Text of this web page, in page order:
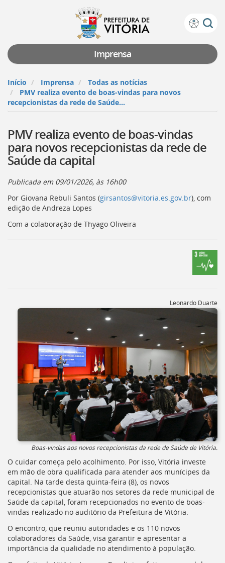
Prefeitura
Vitória
teclado:
para
a
página
de
de
acessibilidade
[]
Ir
a
inicial
do
Portal
Ir
lista
secretarias
[]
Ir
para
página
[]
para
a
listagem
de
notícias
[]
para
o
conteúdo
Imprensa
Início Imprensa
Todas as notícias
PMV realiza evento de boas-vindas para novos
recepcionistas da rede de Saúde...
PMV realiza evento de boas-vindas
para novos recepcionistas da rede de
Saúde da capital
Publicada em 09/01/2026, às 16h00
Por Giovana Rebuli Santos (girsantos@vitoria.es.gov.br), com
edição de Andreza Lopes
Com a colaboração de Thyago Oliveira
Leonardo Duarte
Boas-vindas aos novos recepcionistas da rede de Saúde de Vitória.
O cuidar começa pelo acolhimento. Por isso, Vitória investe
em mão de obra qualificada para atender aos munícipes da
capital. Na tarde desta quinta-feira (8), os novos
recepcionistas que atuarão nos setores da rede municipal de
Saúde da capital, foram recepcionados no evento de boas-
vindas realizado no auditório da Prefeitura de Vitória.
O encontro, que reuniu autoridades e os 110 novos
colaboradores da Saúde, visa garantir e apresentar a
importância da qualidade no atendimento à população.